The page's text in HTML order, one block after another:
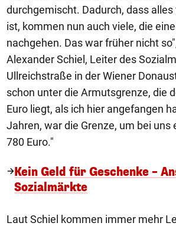
durchgemischt. Dadurch, dass
ist, kommen nun auch viele, die
nachgehen. Das war früher nicht
Alexander Schiel, Leiter des
Ullreichstraße in der Wiener
schon unter die Armutsgrenze, die
Euro liegt, als ich hier angefangen
Jahren, war die Grenze, um bei uns
780 Euro."
Kein Geld für Geschenke –
Sozialmärkte
Laut Schiel kommen immer mehr